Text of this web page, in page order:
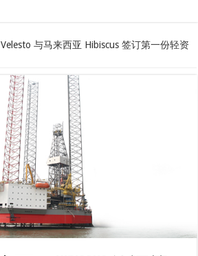
Velesto 与马来西亚 Hibiscus 签订第一份轻资